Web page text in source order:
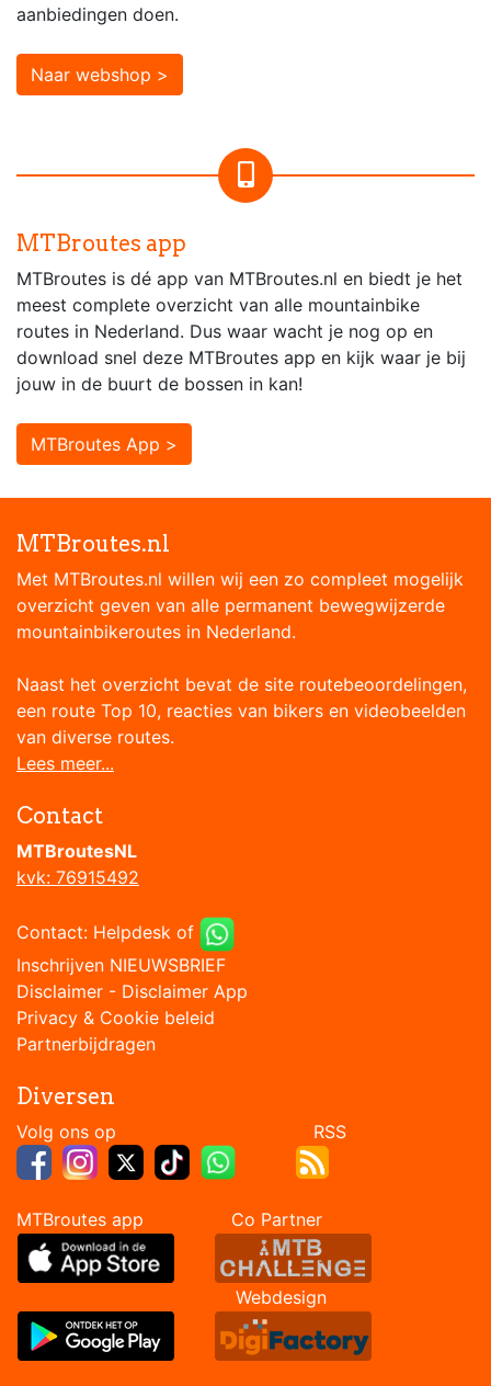
aanbiedingen doen.
Naar webshop >
MTBroutes app
MTBroutes is dé app van MTBroutes.nl en biedt je het
meest complete overzicht van alle mountainbike
routes in Nederland. Dus waar wacht je nog op en
download snel deze MTBroutes app en kijk waar je bij
jouw in de buurt de bossen in kan!
MTBroutes App >
MTBroutes.nl
Met MTBroutes.nl willen wij een zo compleet mogelijk
overzicht geven van alle permanent bewegwijzerde
mountainbikeroutes in Nederland.
Naast het overzicht bevat de site routebeoordelingen,
een route Top 10, reacties van bikers en videobeelden
van diverse routes.
Lees meer...
Contact
MTBroutesNL
kvk: 76915492
Contact: Helpdesk of
Inschrijven NIEUWSBRIEF
Disclaimer - Disclaimer App
Privacy & Cookie beleid
Partnerbijdragen
Diversen
Volg ons op RSS
MTBroutes app Co Partner
Webdesign